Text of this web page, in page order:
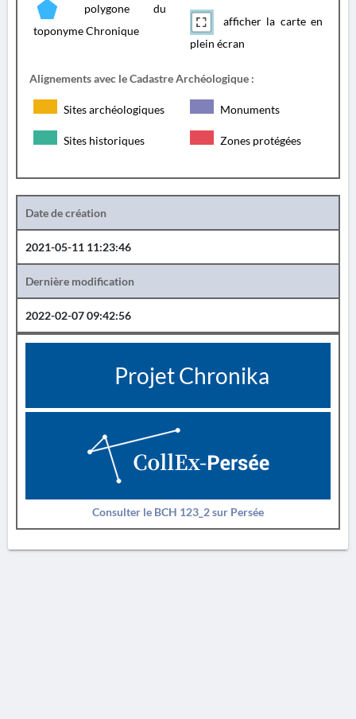
polygone du
toponyme Chronique
afficher la carte en
plein écran
Alignements avec le Cadastre Archéologique :
Sites archéologiques Monuments
Sites historiques Zones protégées
Date de création
2021-05-11 11:23:46
Dernière modification
2022-02-07 09:42:56
Projet Chronika
Consulter le BCH 123_2 sur Persée